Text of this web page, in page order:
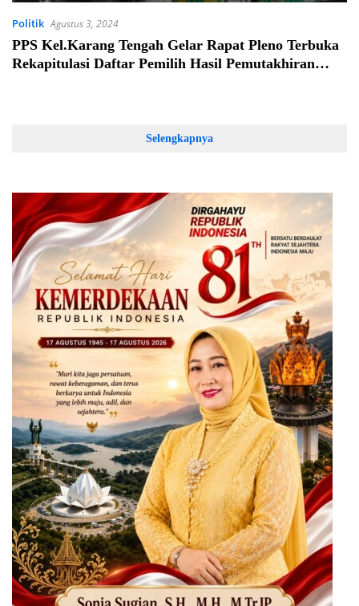
Politik Agustus 3, 2024
PPS Kel.Karang Tengah Gelar Rapat Pleno Terbuka
Rekapitulasi Daftar Pemilih Hasil Pemutakhiran
Selengkapnya